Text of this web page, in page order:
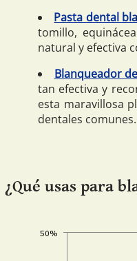
Pasta dental
tomillo,
natural y efectiva
Blanqueador
tan efectiva y
esta maravillosa
dentales comunes.
¿Qué usas para